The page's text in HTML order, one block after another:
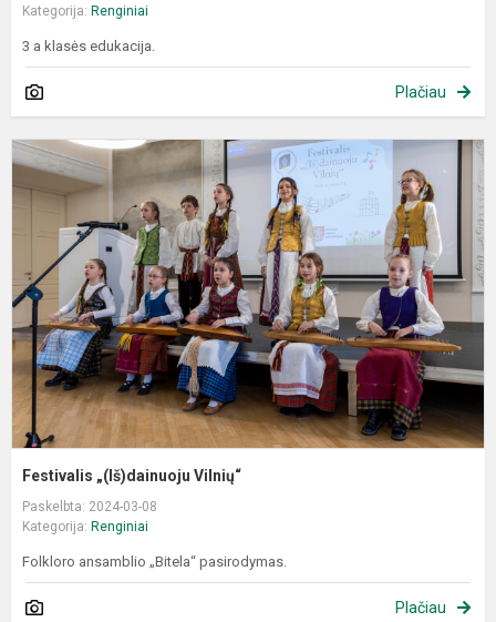
Kategorija: Renginiai
3 a klasės edukacija.
Plačiau
Festivalis „(Iš)dainuoju Vilnių“
Paskelbta: 2024-03-08
Kategorija: Renginiai
Folkloro ansamblio „Bitela“ pasirodymas.
Plačiau